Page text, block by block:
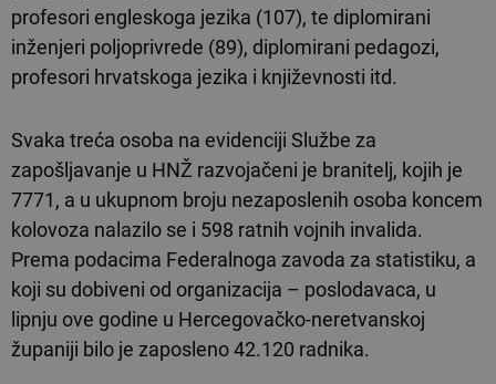
profesori engleskoga jezika (107), te diplomirani
inženjeri poljoprivrede (89), diplomirani pedagozi,
profesori hrvatskoga jezika i književnosti itd.
Svaka treća osoba na evidenciji Službe za
zapošljavanje u HNŽ razvojačeni je branitelj, kojih je
7771, a u ukupnom broju nezaposlenih osoba koncem
kolovoza nalazilo se i 598 ratnih vojnih invalida.
Prema podacima Federalnoga zavoda za statistiku, a
koji su dobiveni od organizacija – poslodavaca, u
lipnju ove godine u Hercegovačko-neretvanskoj
županiji bilo je zaposleno 42.120 radnika.